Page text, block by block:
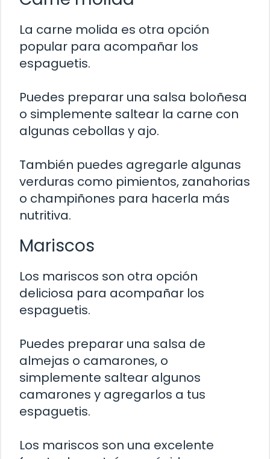
La carne molida es otra opción
popular para acompañar los
espaguetis.
Puedes preparar una salsa boloñesa
o simplemente saltear la carne con
algunas cebollas y ajo.
También puedes agregarle algunas
verduras como pimientos, zanahorias
o champiñones para hacerla más
nutritiva.
Mariscos
Los mariscos son otra opción
deliciosa para acompañar los
espaguetis.
Puedes preparar una salsa de
almejas o camarones, o
simplemente saltear algunos
camarones y agregarlos a tus
espaguetis.
Los mariscos son una excelente